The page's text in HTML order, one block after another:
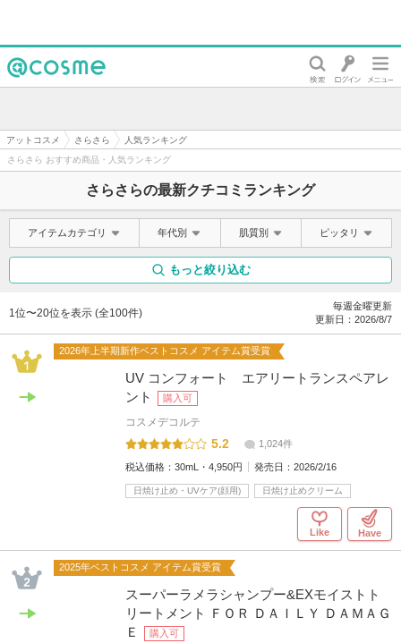
アットコスメ さらさら
人気ランキング
さらさら おすすめ商品・人気ランキング
さらさらの最新クチコミランキング
アイテムカテゴリ 年代別 肌質別 ピッタリ
もっと絞り込む
1位〜20位を表示 (全100件)
毎週金曜更新
更新日： 2026/8/7
2026年上半期新作ベストコスメ アイテム賞受賞
UV コンフォート エアリートランスペアレ
ント
購入可
コスメデコルテ
5.2 1,024件
税込価格： 30mL・4,950円 発売日： 2026/2/16
日焼け止め・UVケア(顔用) 日焼け止めクリーム
Like Have
2025年ベストコスメ アイテム賞受賞
スーパーラメラシャンプー&EXモイストト
リートメント ＦＯＲ ＤＡＩＬＹ ＤＡＭＡＧ
Ｅ
購入可